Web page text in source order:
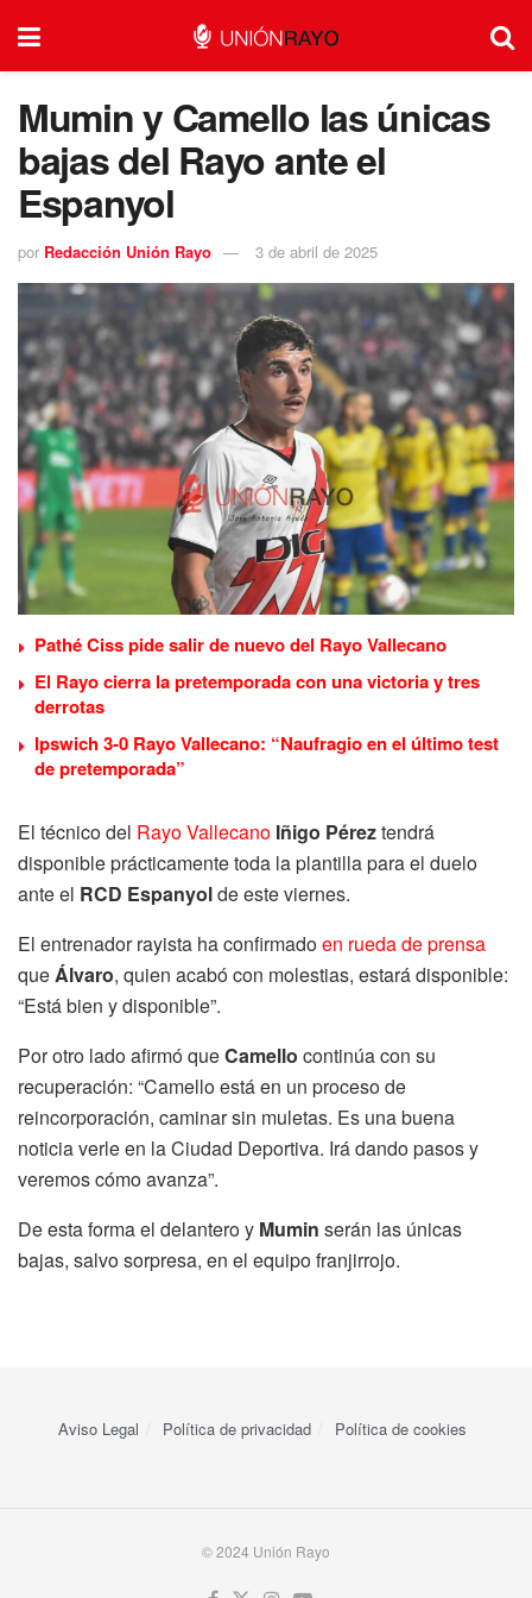
Mumin y Camello las únicas
bajas del Rayo ante el
Espanyol
por Redacción Unión Rayo 3 de abril de 2025
Pathé Ciss pide salir de nuevo del Rayo Vallecano
El Rayo cierra la pretemporada con una victoria y tres
derrotas
Ipswich 3-0 Rayo Vallecano: “Naufragio en el último test
de pretemporada”
El técnico del Rayo Vallecano Iñigo Péreztendrá
disponible prácticamente toda la plantilla para el duelo
ante el RCD Espanyolde este viernes.
El entrenador rayista ha confirmadoen rueda de prensa
queÁlvaro, quien acabó con molestias, estará disponible:
“Está bien y disponible”.
Por otro lado afirmó queCamello continúa con su
recuperación: “Camello está en un proceso de
reincorporación, caminar sin muletas. Es una buena
noticia verle en la Ciudad Deportiva. Irá dando pasos y
veremos cómo avanza”.
De esta forma el delantero y Mumin serán las únicas
bajas, salvo sorpresa, en el equipo franjirrojo.
Aviso Legal Política de privacidad Política de cookies
© 2024 Unión Rayo